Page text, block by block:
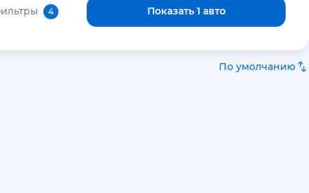
4 Показать 1 авто
По умолчанию